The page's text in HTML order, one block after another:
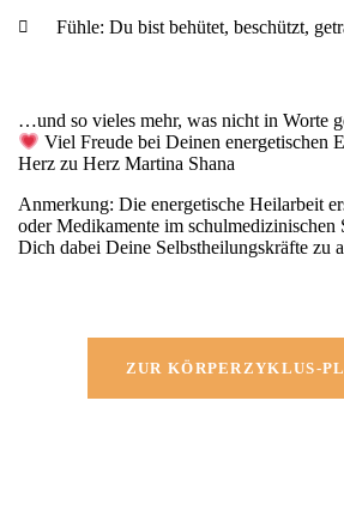
Fühle: Du bist behütet, beschützt,
…und so vieles mehr, was nicht in Worte
Viel Freude bei Deinen energetischen
Herz zu Herz Martina Shana
Anmerkung: Die energetische Heilarbeit
oder Medikamente im schulmedizinischen
Dich dabei Deine Selbstheilungskräfte zu
ZUR KÖRPERZYKLUS-